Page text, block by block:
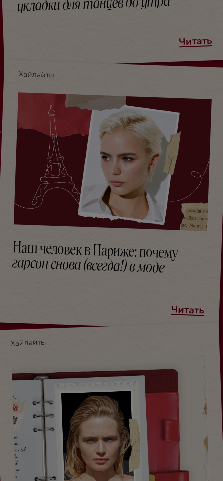
Читать
Хайлайты
Наш человек в Париже: почему
гарсон снова (всегда!) в моде
Читать
Хайлайты